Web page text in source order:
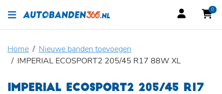
0
Home
Nieuwe banden toevoegen
IMPERIAL ECOSPORT2 205/45 R17 88W XL
IMPERIAL ECOSPORT2 205/45 R17